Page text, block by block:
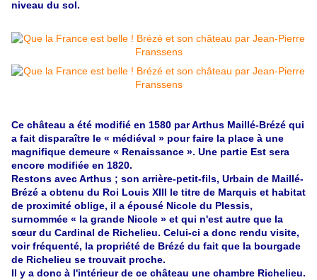
niveau du sol.
Ce château a été modifié en 1580 par Arthus Maillé-Brézé qui
a fait disparaître le « médiéval » pour faire la place à une
magnifique demeure « Renaissance ». Une partie Est sera
encore modifiée en 1820.
Restons avec Arthus ; son arrière-petit-fils, Urbain de Maillé-
Brézé a obtenu du Roi Louis XIII le titre de Marquis et habitat
de proximité oblige, il a épousé Nicole du Plessis,
surnommée « la grande Nicole » et qui n'est autre que la
sœur du Cardinal de Richelieu. Celui-ci a donc rendu visite,
voir fréquenté, la propriété de Brézé du fait que la bourgade
de Richelieu se trouvait proche.
Il y a donc à l'intérieur de ce château une chambre Richelieu.